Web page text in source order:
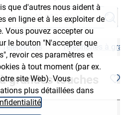
que d'autres nous aident à
en ligne et à les exploiter de
Vous pouvez accepter ou
le bouton "N'accepter que
revoir ces paramètres et
à tout moment (par ex.
site Web). Vous
plus détaillées dans
Téléphones Téléphones à
grandes touches